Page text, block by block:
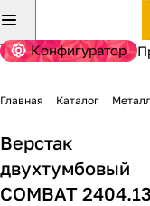
Конфигуратор
Главная Каталог
Верстак
двухтумбовый
COMBAT